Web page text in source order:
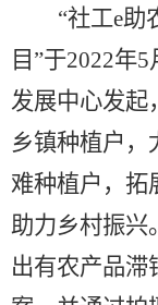
“社工e助
目 ”于2022年5
发展中心发起
乡镇种植户，
难种植户，拓
助力乡村振兴
出有农产品滞